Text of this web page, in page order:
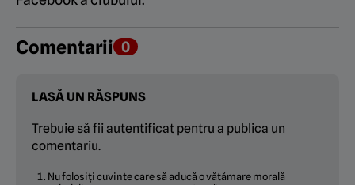
Comentarii 0
LASĂ UN RĂSPUNS
Trebuie să fii autentificat pentru a publica un
comentariu.
Nu folosiți cuvinte care să aducă o vătămare morală